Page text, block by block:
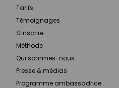
Tarifs
Témoignages
S'inscrire
Méthode
Qui sommes-nous
Presse & médias
Programme ambassadrice